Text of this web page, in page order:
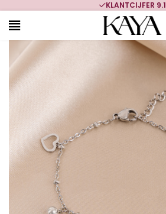
KLANTCIJFER 9.1